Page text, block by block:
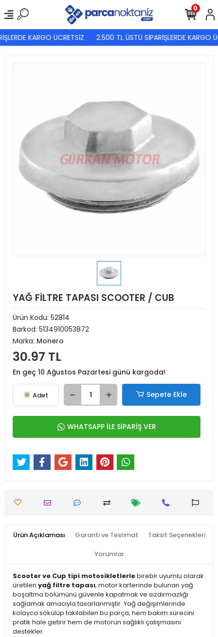
KARGO ÜCRETSİZ 2.500 TL ÜSTÜ SİPARİŞLERDE KARGO
0
YAĞ FİLTRE TAPASI SCOOTER / CUB
Ürün Kodu: 52814
Barkod: 5134910053872
Marka: Monero
30.97 TL
En geç 10 Ağustos Pazartesi günü kargoda!
Adet Sepete Ekle
WHATSAPP İLE SİPARİŞ VER
Ürün Açıklaması Garanti ve Teslimat Taksit Seçenekleri
Yorumlar
Scooter ve Cup tipi motosikletlerlebirebir uyumlu olarak
üretilen yağ filtre tapası, motor karterinde bulunan yağ
boşaltma bölümünü güvenle kapatmak ve sızdırmazlığı
sağlamak amacıyla tasarlanmıştır. Yağ değişimlerinde
kolayca sökülüp takılabilen bu parça, hem bakım sürecini
pratik hale getirir hem de motorun sağlıklı çalışmasını
destekler.